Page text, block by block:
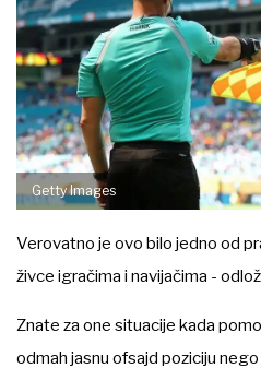
Getty Images
Verovatno je ovo bilo jedno od
živce igračima i navijačima -
Znate za one situacije kada
odmah jasnu ofsajd poziciju